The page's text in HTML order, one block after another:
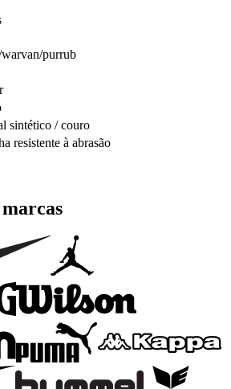
purrub
sintético / couro
resistente à abrasão
marcas